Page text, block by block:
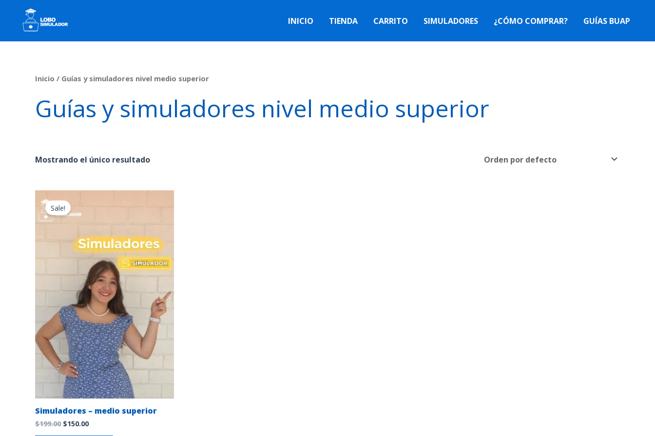
contenido
INICIO TIENDA CARRITO SIMULADORES ¿CÓMO COMPRAR? GUÍAS BUAP
Inicio / Guías y simuladores nivel medio superior
Guías y simuladores nivel medio superior
Mostrando el único resultado
Sale!
Simuladores – medio superior
$199.00
price
was:
$150.00